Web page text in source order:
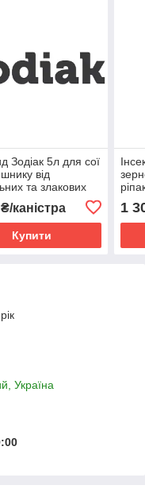
Зодіак 5л для сої
від
та злакових
( імазамокс, 40 г/
каністра
Купити
1
Україна